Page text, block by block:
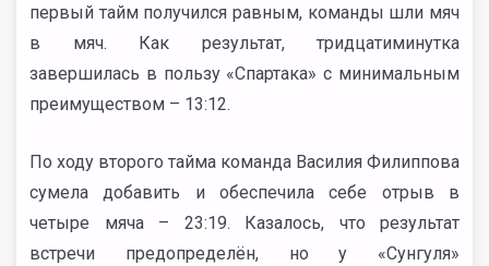
первый тайм получился равным, команды шли мяч
в мяч. Как результат, тридцатиминутка
завершилась в пользу «Спартака» с минимальным
преимуществом – 13:12.
По ходу второго тайма команда Василия Филиппова
сумела добавить и обеспечила себе отрыв в
четыре мяча – 23:19. Казалось, что результат
встречи предопределён, но у «Сунгуля»